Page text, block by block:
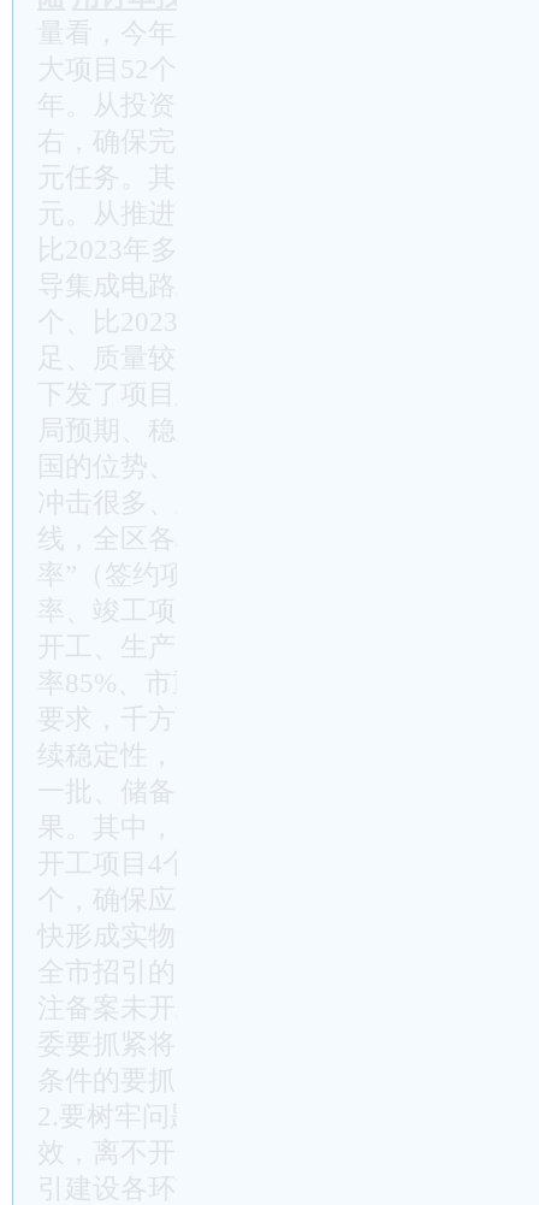
量看，今年我区列入省级重大项目9个、
大项目52个、预排区重大产业项目156个
年。从投资规模看，今年我区预排规上
右，确保完成市下达固定资产投资840亿
元任务。其中，区级以上重大产业项目
元。从推进强度看，今年我区拟新开工
比2023年多25个，其中包含**海力士存
导集成电路工艺设备等省级重大项目，
个、比2023年增加1个。可以说，今年全
足、质量较高，这也对大家抓好落实提
下发了项目建设任务书，这些目标的设
局预期、稳定经济增长，更是着眼巩固
国的位势、努力为发展全局特别是全市
冲击很多、难度很大，但这些目标是必
线，全区各板块、各部门、各单位必须
率”（签约项目备案率、备案项目开工率
率、竣工项目投产率、项目最终产能达
开工、生产、达产”四个维度，按照“半
率85%、市重大产业项目开工率75%、9
要求，千方百计抓开工、抢进度、促投
续稳定性，加快形成开工一批、续建一
一批、储备一批的可持续发展格局，确
果。其中，一季度要确保9个省级重大项
开工项目4个）；52个市级重大项目一季
个，确保应开尽开；156个区级重大项目
快形成实物量。今年，杜书记将联系服
全市招引的174个10亿元以上重大产业项
注备案未开工项目，并每月进行通报、
委要抓紧将涉及我区备案未开工项目情
条件的要抓紧开工。
2.要树牢问题导向调优机制。项目早落
效，离不开一套行之有效的推进机制。
引建设各环节工作机制，切实推动项目